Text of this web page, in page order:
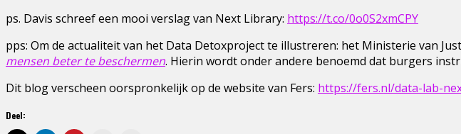
ps. Davis schreef een mooi verslag van Next Library: https://t.co/0o0S2xmCPY
pps: Om de actualiteit van het Data Detoxproject te illustreren: het Ministerie van
mensen beter te beschermen. Hierin wordt onder andere benoemd dat burgers
Dit blog verscheen oorspronkelijk op de website van Fers: https://fers.nl/data-lab-
Deel: